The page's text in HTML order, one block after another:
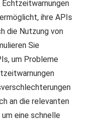
ihre APIs
die Nutzung von
Sie
um Probleme
an die relevanten
eine schnelle